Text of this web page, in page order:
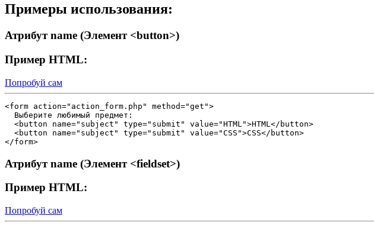
Примеры использования:
Атрибут name (Элемент <button>)
Пример HTML:
Попробуй сам
<form action="action_form.php" method="get">
  Выберите любимый предмет:
  <button name="subject" type="submit" value="HTML">HTML</button>
  <button name="subject" type="submit" value="CSS">CSS</button>
Атрибут name (Элемент <fieldset>)
Пример HTML:
Попробуй сам